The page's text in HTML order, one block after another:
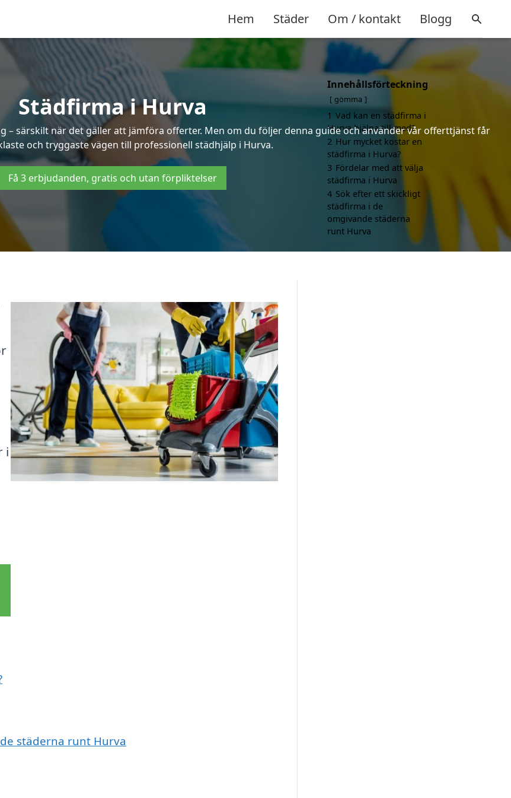
Hem Städer Om / kontakt Blogg
Städfirma i Hurva
– särskilt när det gäller att jämföra offerter. Men om du följer denna guide och använder vår offerttjänst får
och tryggaste vägen till professionell städhjälp i Hurva.
Få 3 erbjudanden, gratis och utan förpliktelser
i
städerna runt Hurva
Innehållsförteckning
gömma
1 Vad kan en städfirma i
Hurva hjälpa till med?
2 Hur mycket kostar en
städfirma i Hurva?
3 Fördelar med att välja
städfirma i Hurva
4 Sök efter ett skickligt
städfirma i de
omgivande städerna
runt Hurva